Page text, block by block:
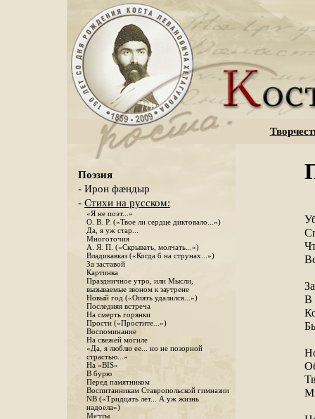
Поэзия
- Ирон фæндыр
- Стихи на русском:
«Я не поэт...»
О. В. Р. («Твое ли сердце диктовало...»)
Да, я уж стар...
Многоточия
А. Я. П. («Скрывать, молчать...»)
Владикавказ («Когда б на струнах...»)
За заставой
Картинка
Праздничное утро, или Мысли,
вызываемые звоном к заутрене
Новый год («Опять удалился...»)
Последняя встреча
На смерть горянки
Прости («Простите...»)
Воспоминание
На свежей могиле
«Да, я люблю ее... но не позорной
страстью...»
На «BIS»
В бурю
Перед памятником
Воспитанникам Ставропольской гимназии
NB («Тридцать лет... А уж жизнь
надоела»)
Мечты
В